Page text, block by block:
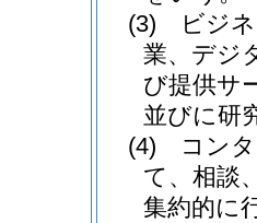
(3)
ビジ
業、デジ
び提供サ
並びに研
(4)
コン
て、相談
集約的に